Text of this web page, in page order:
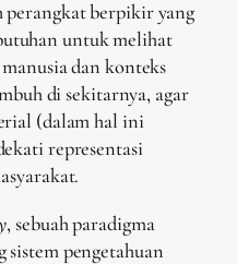
perangkat berpikir yang
untuk melihat
dan konteks
di sekitarnya, agar
(dalam hal ini
representasi
, sebuah paradigma
sistem pengetahuan